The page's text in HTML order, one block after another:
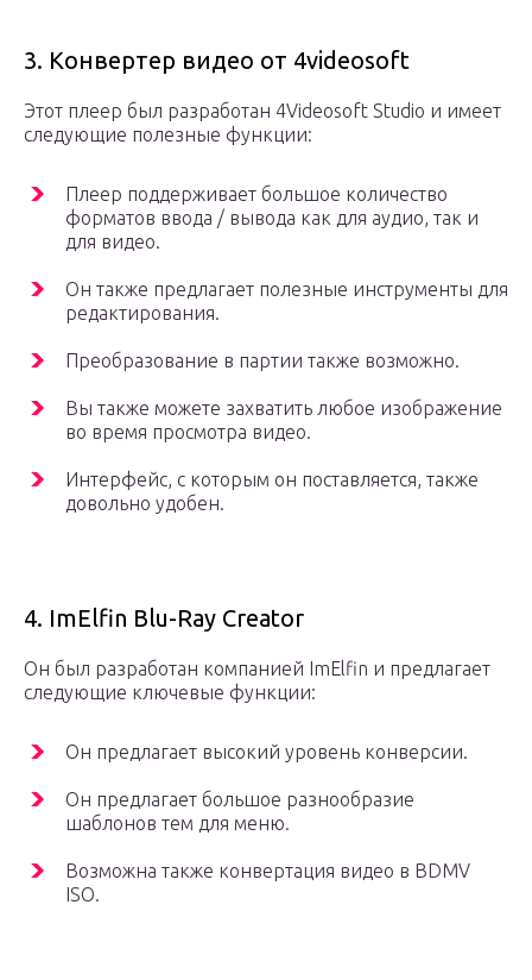
3. Конвертер видео от 4videosoft
Этот плеер был разработан 4Videosoft Studio и имеет
следующие полезные функции:
Плеер поддерживает большое количество
форматов ввода / вывода как для аудио, так и
для видео.
Он также предлагает полезные инструменты для
редактирования.
Преобразование в партии также возможно.
Вы также можете захватить любое изображение
во время просмотра видео.
Интерфейс, с которым он поставляется, также
довольно удобен.
4. ImElfin Blu-Ray Creator
Он был разработан компанией ImElfin и предлагает
следующие ключевые функции:
Он предлагает высокий уровень конверсии.
Он предлагает большое разнообразие
шаблонов тем для меню.
Возможна также конвертация видео в BDMV
ISO.